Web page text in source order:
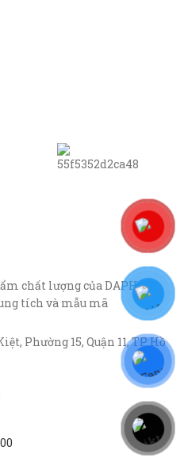
chất lượng của DAPHA
tích và mẫu mã
Phường 15, Quận 11, TP Hồ